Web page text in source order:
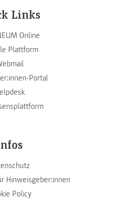
Links
Online
Plattform
Portal
Hinweisgeber:innen
Policy